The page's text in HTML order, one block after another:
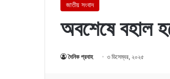
জাতীয় সংবাদ
অবশেষে বহাল
দৈনিক প্রবাহ ৩ ডিসেম্বর, ২০২৫